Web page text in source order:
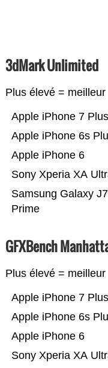
3dMark Unlimited
Plus élevé = meilleur
Samsung Galaxy J7
Prime
Sony Xperia XA
Apple iPhone 6
Apple iPhone 6s
Apple iPhone 7 Plus
GFXBench
Plus élevé = meilleur
Sony Xperia XA
Apple iPhone 6
Apple iPhone 6s
Apple iPhone 7 Plus